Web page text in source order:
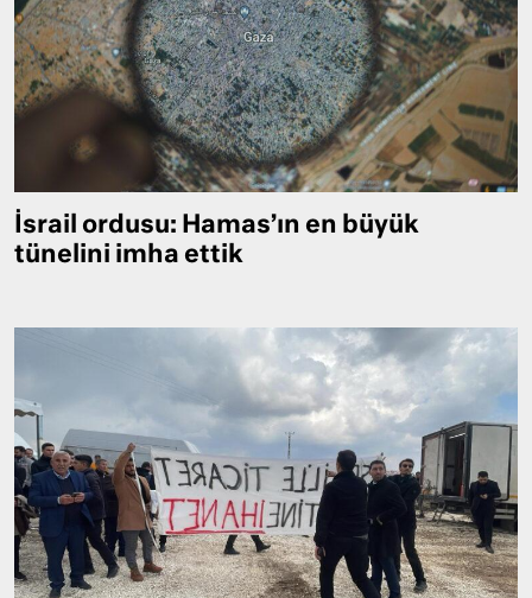
İsrail ordusu: Hamas’ın en büyük
tünelini imha ettik